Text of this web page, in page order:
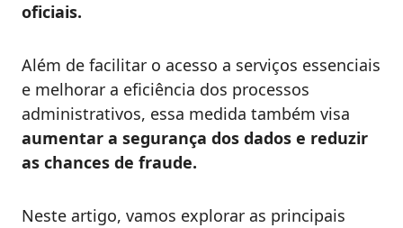
oficiais.
Além de facilitar o acesso a serviços essenciais
e melhorar a eficiência dos processos
administrativos, essa medida também visa
aumentar a segurança dos dados e reduzir
as chances de fraude.
Neste artigo, vamos explorar as principais